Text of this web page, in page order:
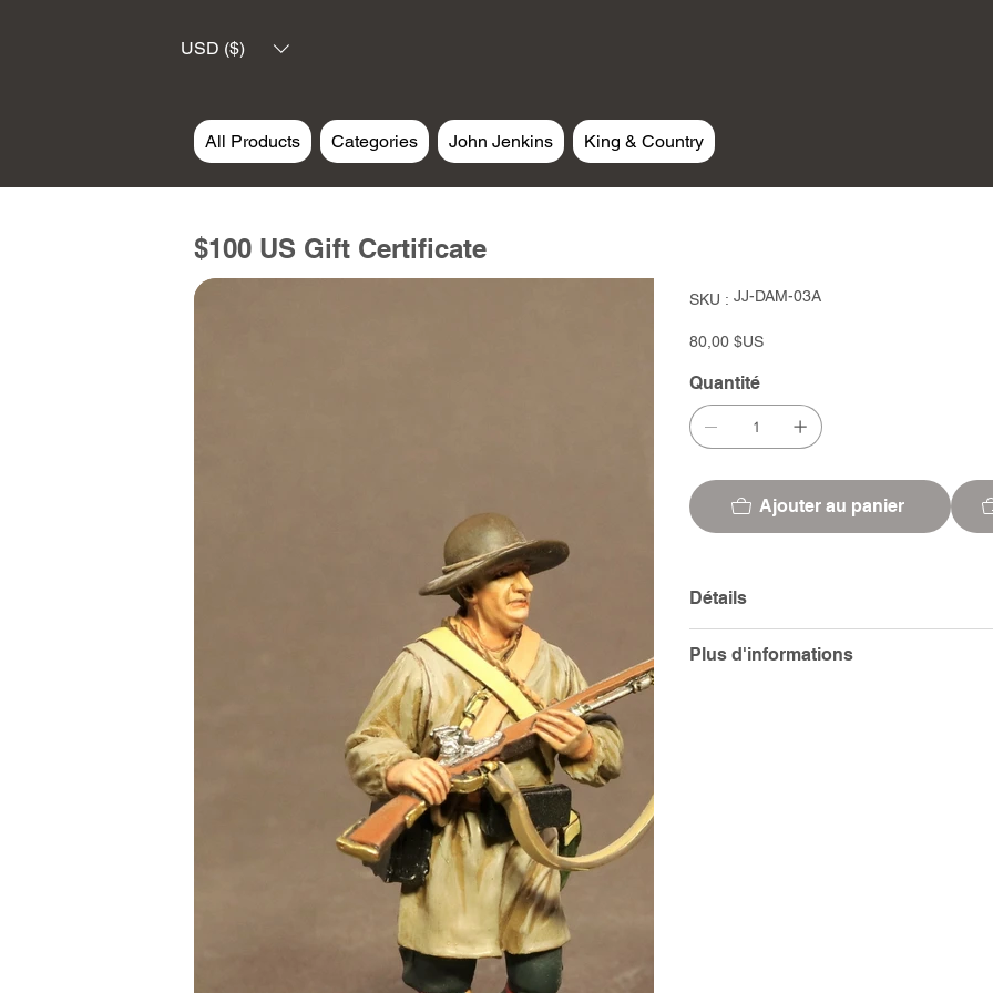
USD ($)
All Products Categories John Jenkins King & Country
$100 US Gift Certificate
SKU :
SKU
JJ-
JJ-DAM-03A
Prix
80,00 $US
Quantité
Ajouter au panier
Détails
Plus d'informations